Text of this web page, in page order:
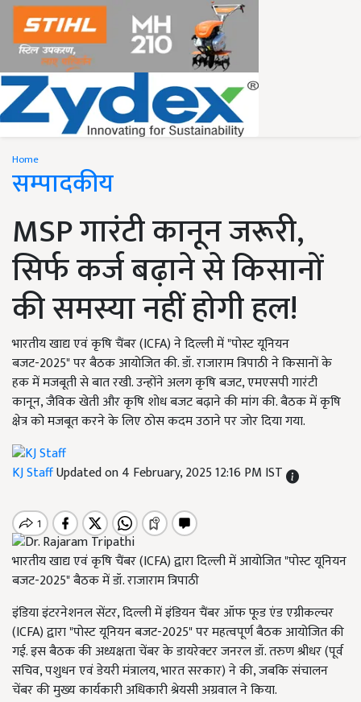
Home
सम्पादकीय
MSP गारंटी कानून जरूरी,
सिर्फ कर्ज बढ़ाने से किसानों
की समस्या नहीं होगी हल!
भारतीय खाद्य एवं कृषि चैंबर (ICFA) ने दिल्ली में "पोस्ट यूनियन
बजट-2025" पर बैठक आयोजित की. डॉ. राजाराम त्रिपाठी ने किसानों के
हक में मजबूती से बात रखी. उन्होंने अलग कृषि बजट, एमएसपी गारंटी
कानून, जैविक खेती और कृषि शोध बजट बढ़ाने की मांग की. बैठक में कृषि
क्षेत्र को मजबूत करने के लिए ठोस कदम उठाने पर जोर दिया गया.
KJ StaffUpdated on 4 February, 2025 12:16 PM IST
भारतीय खाद्य एवं कृषि चैंबर (ICFA) द्वारा दिल्ली में आयोजित "पोस्ट यूनियन
बजट-2025" बैठक में डॉ. राजाराम त्रिपाठी
इंडिया इंटरनेशनल सेंटर, दिल्ली में इंडियन चैंबर ऑफ फूड एंड एग्रीकल्चर
(ICFA) द्वारा "पोस्ट यूनियन बजट-2025" पर महत्वपूर्ण बैठक आयोजित की
गई. इस बैठक की अध्यक्षता चेंबर के डायरेक्टर जनरल डॉ. तरुण श्रीधर (पूर्व
सचिव, पशुधन एवं डेयरी मंत्रालय, भारत सरकार) ने की, जबकि संचालन
चेंबर की मुख्य कार्यकारी अधिकारी श्रेयसी अग्रवाल ने किया.